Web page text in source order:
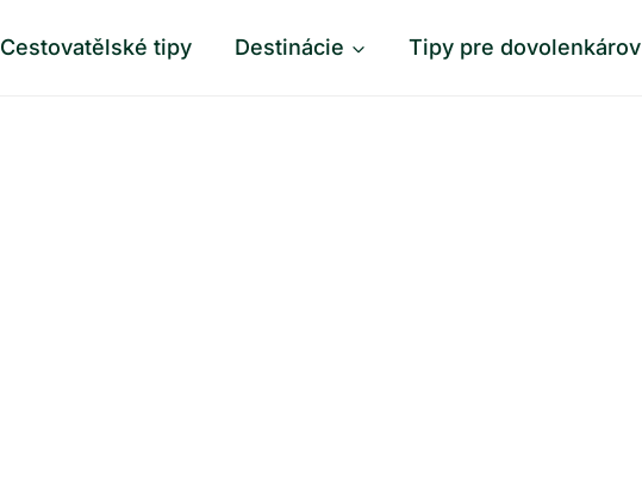
Cestovatělské tipy Destinácie Tipy pre dovolenkárov